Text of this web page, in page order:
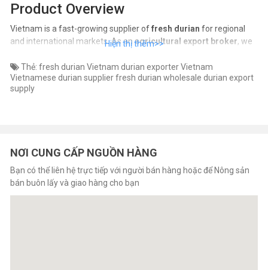
Product Overview
Vietnam is a fast-growing supplier offresh durian for regional
and international markets. As anagricultural export broker, we
offering stable volumes during the harvest season and meeting
export requirements.
Fresh Vietnamese durian is known for its
Product Details
Product:
Fresh Durian
Origin:Vietnam
Thẻ: fresh durian Vietnam durian exporter Vietnam
Vietnamese durian supplierfresh durian wholesale durian export
supply
NƠI CUNG CẤP NGUỒN HÀNG
Bạn có thể liên hệ trực tiếp với người bán hàng hoặc để Nông sản
bán buôn lấy và giao hàng cho bạn